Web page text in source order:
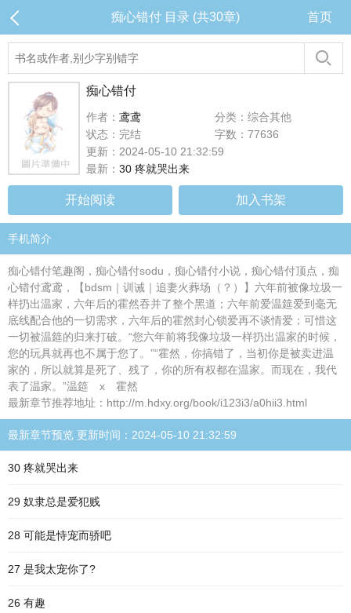
痴心错付 目录 (共30章) 首页
痴心错付
作者： 鸢鸢
分类：综合其他
状态：完结
字数：77636
更新：2024-05-10 21:32:59
最新： 30 疼就哭出来
开始阅读 加入书架
手机简介
痴心错付笔趣阁，痴心错付sodu，痴心错付小说，痴心错付顶点，痴
心错付鸢鸢，【bdsm｜训诫｜追妻火葬场（？）】六年前被像垃圾一
样扔出温家，六年后的霍然吞并了整个黑道；六年前爱温筵爱到毫无
底线配合他的一切需求，六年后的霍然封心锁爱再不谈情爱；可惜这
一切被温筵的归来打破。“您六年前将我像垃圾一样扔出温家的时候，
您的玩具就再也不属于您了。”“霍然，你搞错了，当初你是被卖进温
家的，所以就算是死了、残了，你的所有权都在温家。而现在，我代
表了温家。”温筵 x 霍然
最新章节推荐地址：http://m.hdxy.org/book/i123i3/a0hii3.html
最新章节预览 更新时间：2024-05-10 21:32:59
30 疼就哭出来
29 奴隶总是爱犯贱
28 可能是恃宠而骄吧
27 是我太宠你了?
26 有趣